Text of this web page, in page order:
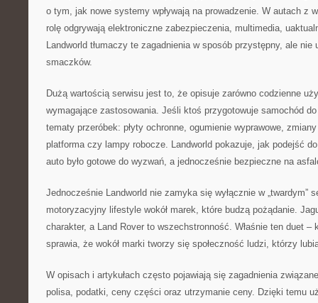
o tym, jak nowe systemy wpływają na prowadzenie. W autach z
rolę odgrywają elektroniczne zabezpieczenia, multimedia,
Landworld tłumaczy te zagadnienia w sposób przystępny, ale
smaczków.
Dużą wartością serwisu jest to, że opisuje zarówno codzienne
wymagające zastosowania. Jeśli ktoś przygotowuje samochód
tematy przeróbek: płyty ochronne, ogumienie wyprawowe,
platforma czy lampy robocze. Landworld pokazuje, jak podejść
auto było gotowe do wyzwań, a jednocześnie bezpieczne na
Jednocześnie Landworld nie zamyka się wyłącznie w „twardym”
motoryzacyjny lifestyle wokół marek, które budzą pożądanie.
charakter, a Land Rover to wszechstronność. Właśnie ten duet –
sprawia, że wokół marki tworzy się społeczność ludzi, którzy
W opisach i artykułach często pojawiają się zagadnienia
polisa, podatki, ceny części oraz utrzymanie ceny. Dzięki temu